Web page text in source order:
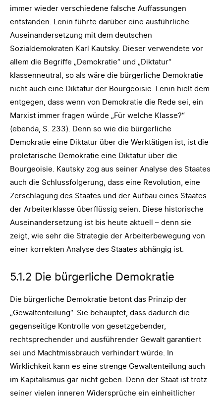
immer wieder verschiedene falsche Auffassungen
entstanden. Lenin führte darüber eine ausführliche
Auseinandersetzung mit dem deutschen
Sozialdemokraten Karl Kautsky. Dieser verwendete vor
allem die Begriffe „Demokratie“ und „Diktatur“
klassenneutral, so als wäre die bürgerliche Demokratie
nicht auch eine Diktatur der Bourgeoisie. Lenin hielt dem
entgegen, dass wenn von Demokratie die Rede sei, ein
Marxist immer fragen würde „Für welche Klasse?“
(ebenda, S. 233). Denn so wie die bürgerliche
Demokratie eine Diktatur über die Werktätigen ist, ist die
proletarische Demokratie eine Diktatur über die
Bourgeoisie. Kautsky zog aus seiner Analyse des Staates
auch die Schlussfolgerung, dass eine Revolution, eine
Zerschlagung des Staates und der Aufbau eines Staates
der Arbeiterklasse überflüssig seien. Diese historische
Auseinandersetzung ist bis heute aktuell – denn sie
zeigt, wie sehr die Strategie der Arbeiterbewegung von
einer korrekten Analyse des Staates abhängig ist.
5.1.2 Die bürgerliche Demokratie
Die bürgerliche Demokratie betont das Prinzip der
„Gewaltenteilung“. Sie behauptet, dass dadurch die
gegenseitige Kontrolle von gesetzgebender,
rechtsprechender und ausführender Gewalt garantiert
sei und Machtmissbrauch verhindert würde. In
Wirklichkeit kann es eine strenge Gewaltenteilung auch
im Kapitalismus gar nicht geben. Denn der Staat ist trotz
seiner vielen inneren Widersprüche ein einheitlicher